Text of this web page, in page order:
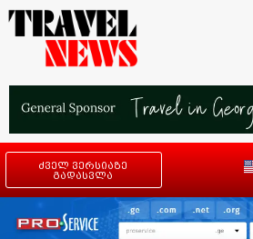
ძველ ვერსიაზე
გადასვლა